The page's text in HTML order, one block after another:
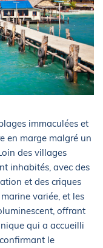
immaculées et
en marge malgré un
des villages
inhabités, avec des
et des criques
variée, et les
offrant
qui a accueilli
le